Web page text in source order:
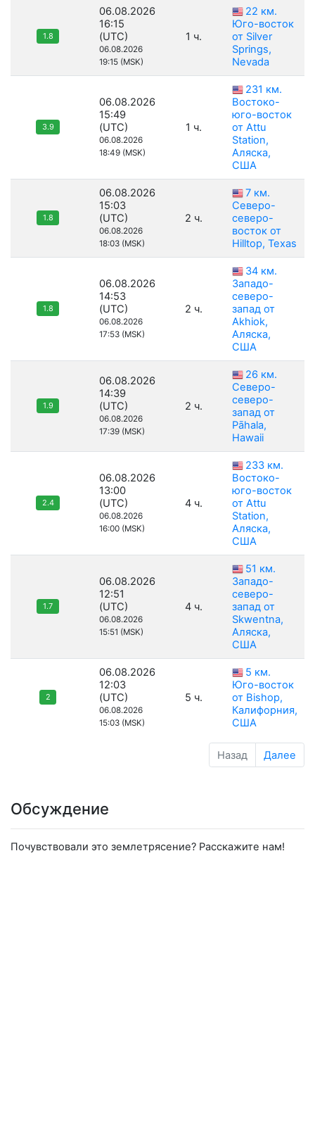
1.8
06.08.2026
16:15
(UTC)
06.08.2026
19:15 (MSK)
1 ч.
22 км.
Юго-восток
от Silver
Springs,
Nevada
3.9
06.08.2026
15:49
(UTC)
06.08.2026
18:49 (MSK)
1 ч.
231 км.
Востоко-
юго-восток
от Attu
Station,
Аляска,
США
1.8
06.08.2026
15:03
(UTC)
06.08.2026
18:03 (MSK)
2 ч.
7 км.
Северо-
северо-
восток от
Hilltop, Texas
1.8
06.08.2026
14:53
(UTC)
06.08.2026
17:53 (MSK)
2 ч.
34 км.
Западо-
северо-
запад от
Akhiok,
Аляска,
США
1.9
06.08.2026
14:39
(UTC)
06.08.2026
17:39 (MSK)
2 ч.
26 км.
Северо-
северо-
запад от
Pāhala,
Hawaii
2.4
06.08.2026
13:00
(UTC)
06.08.2026
16:00 (MSK)
4 ч.
233 км.
Востоко-
юго-восток
от Attu
Station,
Аляска,
США
1.7
06.08.2026
12:51
(UTC)
06.08.2026
15:51 (MSK)
4 ч.
51 км.
Западо-
северо-
запад от
Skwentna,
Аляска,
США
2
06.08.2026
12:03
(UTC)
06.08.2026
15:03 (MSK)
5 ч.
5 км.
Юго-восток
от Bishop,
Калифорния,
США
Назад Далее
Обсуждение
Почувствовали это землетрясение? Расскажите нам!